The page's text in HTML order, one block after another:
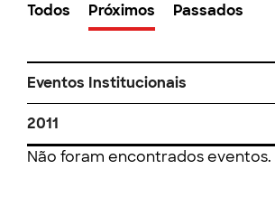
Todos Próximos Passados
Eventos Institucionais
2011
Não foram encontrados eventos.